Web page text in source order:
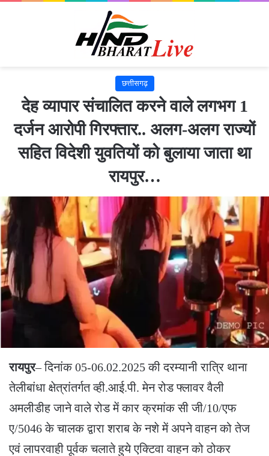
छत्तीसगढ़
देह व्यापार संचालित करने वाले लगभग 1
दर्जन आरोपी गिरफ्तार.. अलग-अलग राज्यों
सहित विदेशी युवतियों को बुलाया जाता था
रायपुर…
रायपुर– दिनांक 05-06.02.2025 की दरम्यानी रात्रि थाना
तेलीबांधा क्षेत्रांतर्गत व्ही.आई.पी. मेन रोड फ्लावर वैली
अमलीडीह जाने वाले रोड में कार क्रमांक सी जी/10/एफ
ए/5046 के चालक द्वारा शराब के नशे में अपने वाहन को तेज
एवं लापरवाही पूर्वक चलाते हुये एक्टिवा वाहन को ठोकर